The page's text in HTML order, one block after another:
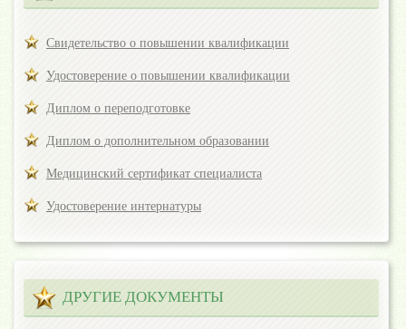
Свидетельство о повышении квалификации
Удостоверение о повышении квалификации
Диплом о переподготовке
Диплом о дополнительном образовании
Медицинский сертификат специалиста
Удостоверение интернатуры
ДРУГИЕ ДОКУМЕНТЫ